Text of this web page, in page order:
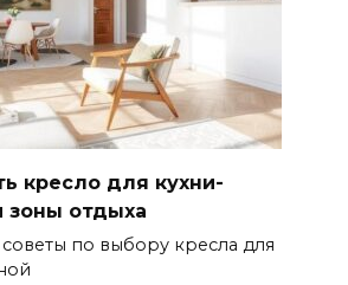
кресло для кухни-
зоны отдыха
по выбору кресла для